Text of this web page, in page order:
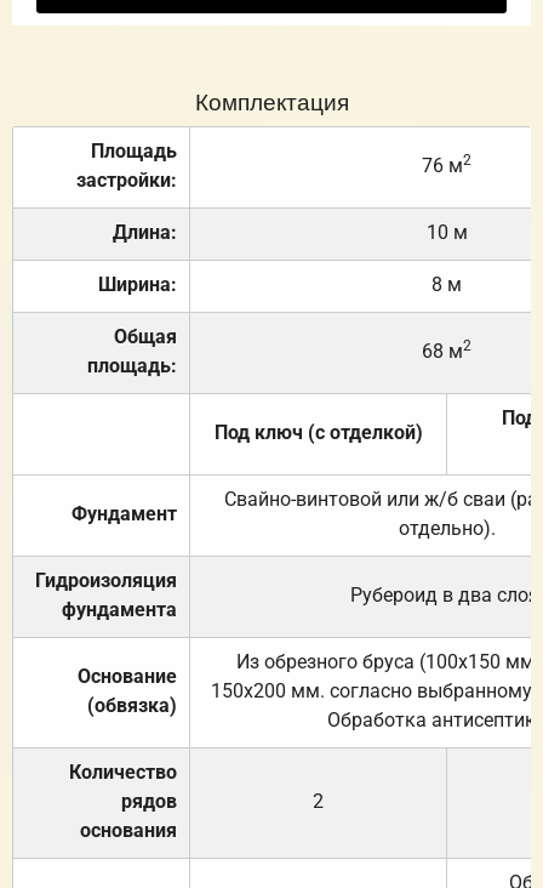
Комплектация
Площадь
застройки:
76 м2
Длина: 10 м
Ширина: 8 м
Общая
площадь:
68 м2
Под ключ (с отделкой)
Под
Фундамент
Свайно-винтовой или ж/б сваи
отдельно).
Гидроизоляция
фундамента
Рубероид в два слоя.
Основание
(обвязка)
Из обрезного бруса (100х150
150х200 мм. согласно выбранному
Обработка
Количество
рядов
основания
2